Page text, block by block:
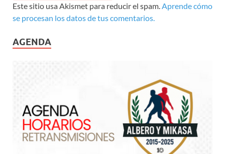
Este sitio usa Akismet para reducir el spam. Aprende cómo
se procesan los datos de tus comentarios.
AGENDA